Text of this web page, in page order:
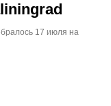
17 июля на